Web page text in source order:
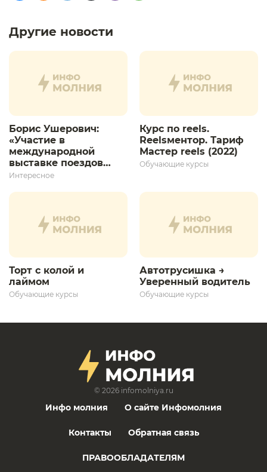
Другие новости
Борис Ушерович:
«Участие в
международной
выставке поездов
дает толчок для
развития»
Интересное
Курс по reels.
Reelsментор. Тариф
Мастер reels (2022)
Обучающие курсы
Торт с колой и
лаймом
Обучающие курсы
Автотрусишка →
Уверенный водитель​
Обучающие курсы
© 2026 infomolniya.ru
Инфо молния О сайте Инфомолния
Контакты Обратная связь
ПРАВООБЛАДАТЕЛЯМ